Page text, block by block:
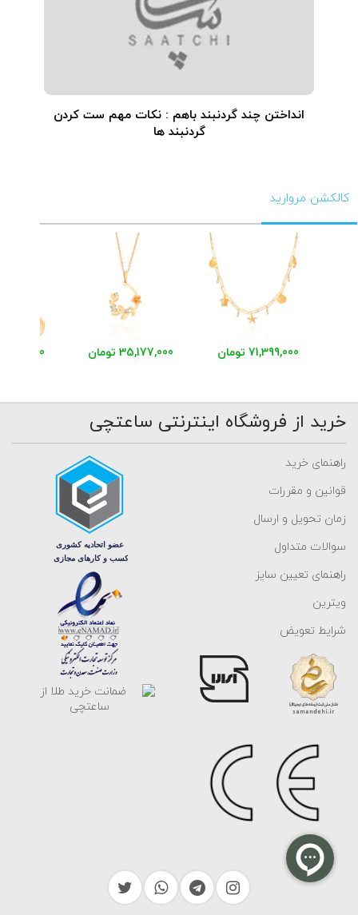
انداختن چند گردنبند باهم : نکات مهم ست کردن
گردنبند ها
کالکشن مروارید
71,399,000 تومان 35,177,000 تومان 48,620,000
خرید از فروشگاه اینترنتی ساعتچی
راهنمای خرید
قوانین و مقررات
زمان تحویل و ارسال
سوالات متداول
راهنمای تعیین سایز
ویترین
شرایط تعویض